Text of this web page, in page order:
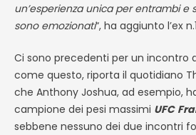
un’esperienza unica per entrambi e
sono emozionati“, ha aggiunto l’ex
Ci sono precedenti per un incontro
come questo, riporta il quotidiano
che Anthony Joshua, ad esempio,
campione dei pesi massimi UFC
sebbene nessuno dei due incontri